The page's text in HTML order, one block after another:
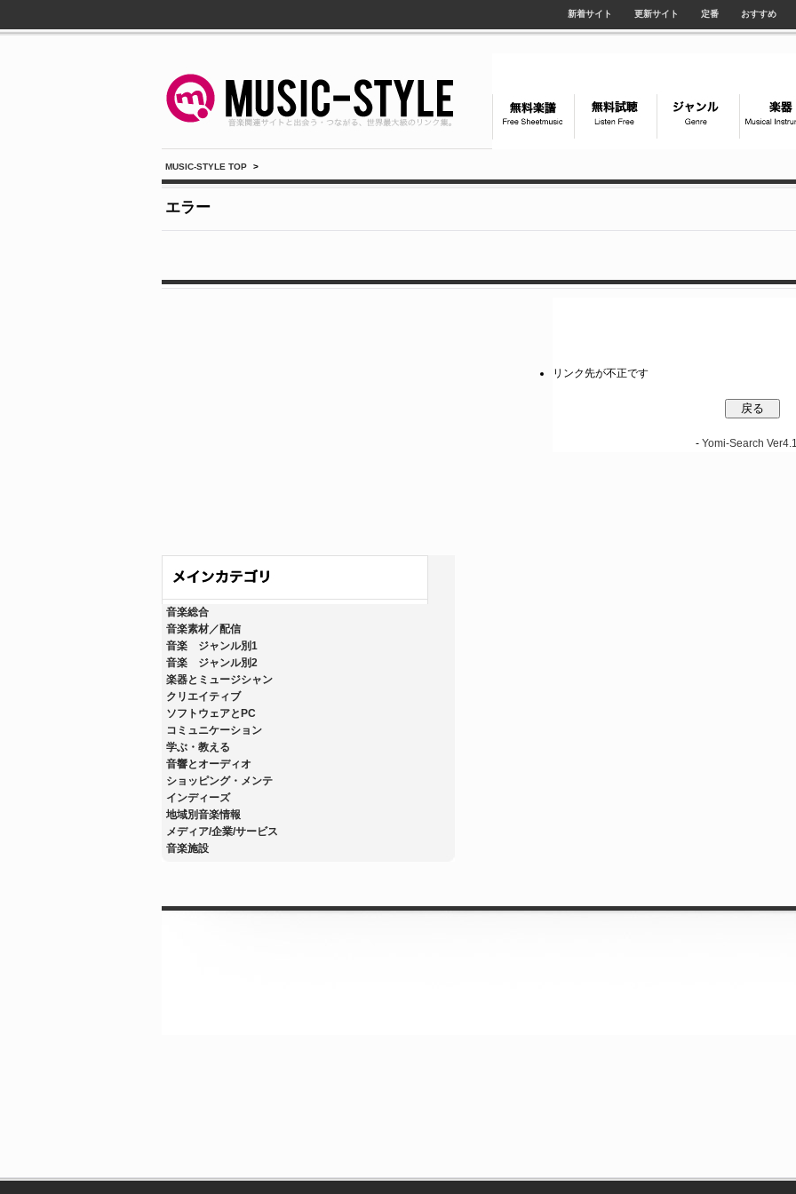
新着サイト 更新サイト 定番 おすすめ
MUSIC-STYLE TOP >
エラー
音楽総合
音楽素材／配信
音楽 ジャンル別1
音楽 ジャンル別2
楽器とミュージシャン
クリエイティブ
ソフトウェアとPC
コミュニケーション
学ぶ・教える
音響とオーディオ
ショッピング・メンテ
インディーズ
地域別音楽情報
メディア/企業/サービス
音楽施設
リンク先が不正です
- Yomi-Search